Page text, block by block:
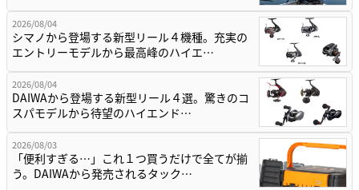
2026/08/04
シマノから登場する新型リール４機種。充実の
エントリーモデルから最高峰のハイエ…
2026/08/04
DAIWAから登場する新型リール４選。驚きのコ
スパモデルから待望のハイエンド…
2026/08/03
「便利すぎる…」これ１つ買うだけで全てが揃
う。DAIWAから発売されるタック…